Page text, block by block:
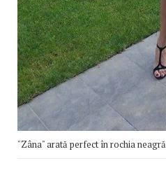
"Zâna" arată perfect în rochia neagră